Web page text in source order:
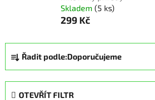
Skladem (5 ks)
299 Kč
Ř
a
z
Řadit podle:Doporučujeme
OTEVŘÍT FILTR